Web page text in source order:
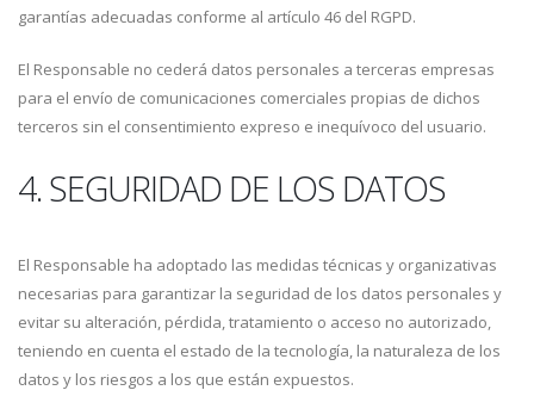
garantías adecuadas conforme al artículo 46 del RGPD.
El Responsable no cederá datos personales a terceras empresas
para el envío de comunicaciones comerciales propias de dichos
terceros sin el consentimiento expreso e inequívoco del usuario.
4. SEGURIDAD DE LOS DATOS
El Responsable ha adoptado las medidas técnicas y organizativas
necesarias para garantizar la seguridad de los datos personales y
evitar su alteración, pérdida, tratamiento o acceso no autorizado,
teniendo en cuenta el estado de la tecnología, la naturaleza de los
datos y los riesgos a los que están expuestos.